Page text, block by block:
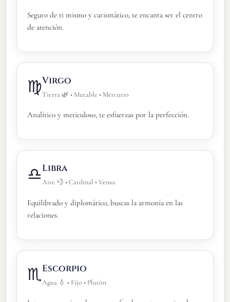
Seguro de ti mismo y carismático, te encanta ser el centro
de atención.
♍Virgo
Tierra 🌿 • Mutable • Mercurio
Analítico y meticuloso, te esfuerzas por la perfección.
♎Libra
Aire 💨 • Cardinal • Venus
Equilibrado y diplomático, buscas la armonía en las
relaciones.
♏Escorpio
Agua 💧 • Fijo • Plutón